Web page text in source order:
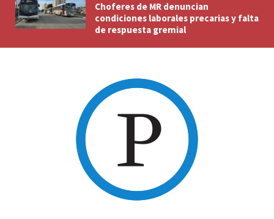
Choferes de MR denuncian
condiciones laborales precarias y falta
de respuesta gremial